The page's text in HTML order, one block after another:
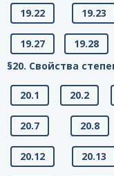
19.22 19.23
19.27
19.28
§20. Свойства
20.1 20.2
20.7 20.8
20.12 20.13